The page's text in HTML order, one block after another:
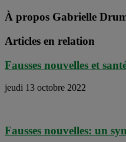
À propos Gabrielle
Articles en relation
Fausses nouvelles et
jeudi 13 octobre 2022
Fausses nouvelles: un